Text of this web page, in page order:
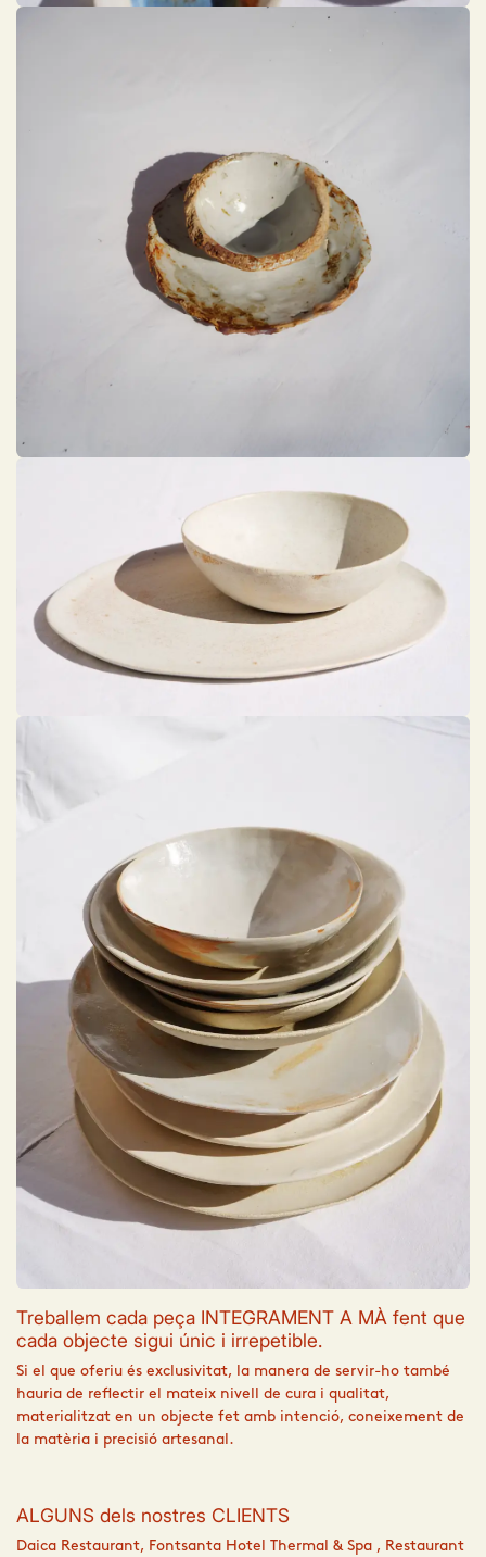
Treballem cada peça INTEGRAMENT A MÀ fent que
cada objecte sigui únic i irrepetible.​
Si el que oferiu és exclusivitat, la manera de servir-ho també
hauria de reflectir el mateix nivell de cura i qualitat,
materialitzat en un objecte fet amb intenció, coneixement de
la matèria i precisió artesanal.
ALGUNS dels nostres CLIENTS
Daica Restaurant, Fontsanta Hotel Thermal & Spa , Restaurant